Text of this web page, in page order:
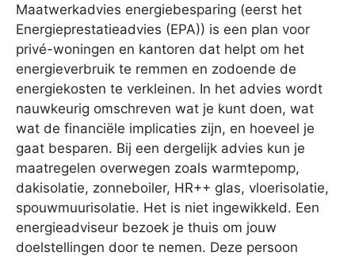
Maatwerkadvies energiebesparing (eerst het
Energieprestatieadvies (EPA)) is een plan voor
privé-woningen en kantoren dat helpt om het
energieverbruik te remmen en zodoende de
energiekosten te verkleinen. In het advies wordt
nauwkeurig omschreven wat je kunt doen, wat
wat de financiële implicaties zijn, en hoeveel je
gaat besparen. Bij een dergelijk advies kun je
maatregelen overwegen zoals warmtepomp,
dakisolatie, zonneboiler, HR++ glas, vloerisolatie,
spouwmuurisolatie. Het is niet ingewikkeld. Een
energieadviseur bezoek je thuis om jouw
doelstellingen door te nemen. Deze persoon